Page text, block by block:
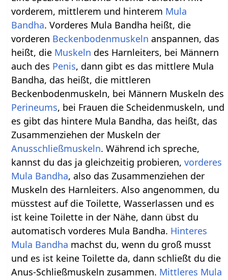
vorderem, mittlerem und hinterem Mula
Bandha. Vorderes Mula Bandha heißt, die
vorderen Beckenbodenmuskeln anspannen, das
heißt, die Muskeln des Harnleiters, bei Männern
auch des Penis, dann gibt es das mittlere Mula
Bandha, das heißt, die mittleren
Beckenbodenmuskeln, bei Männern Muskeln des
Perineums, bei Frauen die Scheidenmuskeln, und
es gibt das hintere Mula Bandha, das heißt, das
Zusammenziehen der Muskeln der
Anusschließmuskeln. Während ich spreche,
kannst du das ja gleichzeitig probieren,vorderes
Mula Bandha, also das Zusammenziehen der
Muskeln des Harnleiters. Also angenommen, du
müsstest auf die Toilette, Wasserlassen und es
ist keine Toilette in der Nähe, dann übst du
automatisch vorderes Mula Bandha. Hinteres
Mula Bandha machst du, wenn du groß musst
und es ist keine Toilette da, dann schließt du die
Anus-Schließmuskeln zusammen. Mittleres Mula